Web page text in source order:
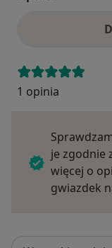
1 opinia
je zgodnie
więcej o
gwiazdek